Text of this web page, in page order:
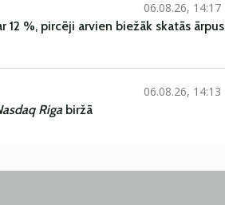
06.08.26, 14:17
%, pircēji arvien biežāk skatās ārpus
06.08.26, 14:13
Riga biržā